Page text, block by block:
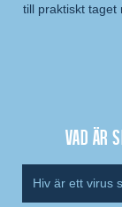
Kommentar:
till praktiskt taget
Vad är
Hiv är ett virus